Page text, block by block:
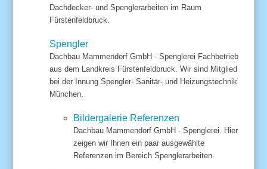
Dachdecker- und Spenglerarbeiten im Raum
Fürstenfeldbruck.
Spengler
Dachbau Mammendorf GmbH - Spenglerei Fachbetrieb
aus dem Landkreis Fürstenfeldbruck. Wir sind Mitglied
bei der Innung Spengler- Sanitär- und Heizungstechnik
München.
Bildergalerie Referenzen
Dachbau Mammendorf GmbH - Spenglerei. Hier
zeigen wir Ihnen ein paar ausgewählte
Referenzen im Bereich Spenglerarbeiten.